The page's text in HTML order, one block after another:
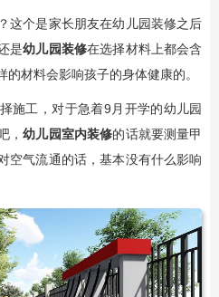
这个是家长朋友在幼儿园装修之后
是幼儿园装修在选择材料上都会含
材料会影响孩子的身体健康的。
施工，对于急着9月开学的幼儿园
，幼儿园室内装修的话就要测量甲
空气流通的话，基本没有什么影响